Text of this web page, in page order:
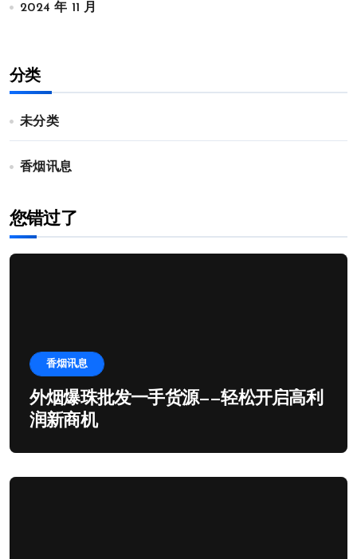
2024 年 11 月
分类
未分类
香烟讯息
您错过了
香烟讯息
外烟爆珠批发一手货源——轻松开启高利
润新商机